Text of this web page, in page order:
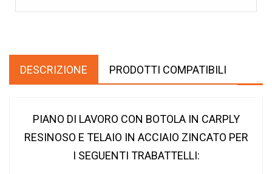
DESCRIZIONE PRODOTTI COMPATIBILI
PIANO DI LAVORO CON BOTOLA IN CARPLY
RESINOSO E TELAIO IN ACCIAIO ZINCATO PER
I SEGUENTI TRABATTELLI: